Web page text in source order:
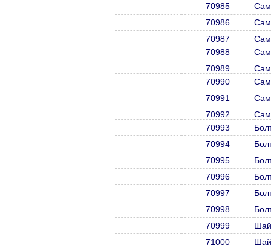
70985
70986
70987
70988
70989
70990
70991
70992
70993
70994
70995
70996
70997
70998
70999
71000